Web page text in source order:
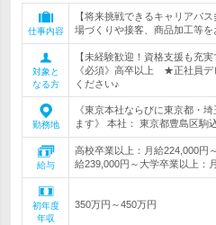
仕事内容
【将来挑戦できるキャリアパ
場づくりや接客、商品加工等を
対象と
なる方
【未経験歓迎！資格支援も充
《必須》高卒以上 ★正社員デ
ください♪
勤務地
《東京本社ならびに東京都・
ます》 本社： 東京都豊島区駒
給与
高校卒業以上：月給224,000円
給239,000円～大学卒業以上：
初年度
年収
350万円～450万円